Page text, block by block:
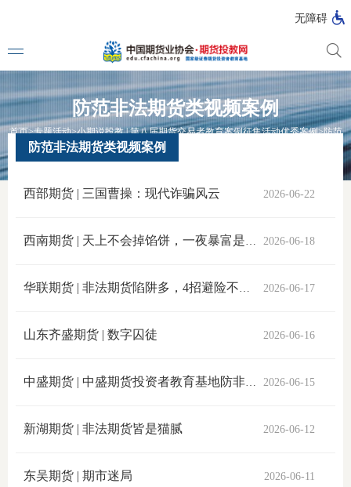
无障碍
媒体看
投教动
一周大
漫画图
新手指
防范非法期货类视频案例
首页>专题活动>小期说投教 | 第八届期货交易者教育案例征集活动优秀案例>防范
非法期货类视频案例
防范非法期货类视频案例
2026-06-22
西部期货 | 三国曹操：现代诈骗风云
2026-06-18
西南期货 | 天上不会掉馅饼，一夜暴富是陷阱
2026-06-17
华联期货 | 非法期货陷阱多，4招避险不入套
2026-06-16
山东齐盛期货 | 数字囚徒
2026-06-15
中盛期货 | 中盛期货投资者教育基地防非投保系列动画
2026-06-12
新湖期货 | 非法期货皆是猫腻
2026-06-11
东吴期货 | 期市迷局